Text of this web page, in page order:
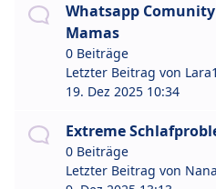
Whatsapp
Mamas
0 Beiträge
Letzter Beitrag von
19. Dez 2025 10:34
Extreme
0 Beiträge
Letzter Beitrag von